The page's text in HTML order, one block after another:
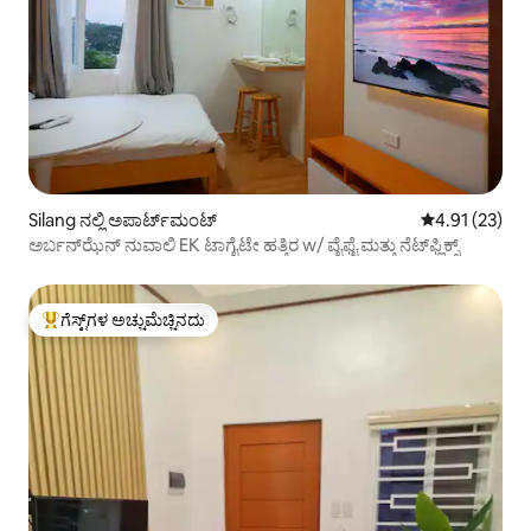
Silang ನಲ್ಲಿ ಅಪಾರ್ಟ್‌ಮಂಟ್ 5 ರಲ್ಲಿ 4.91
4.91 (23)
ಅರ್ಬನ್‌ಝೆನ್ ನುವಾಲಿ EK ಟಾಗೈಟೇ ಹತ್ತಿರ w/ ವೈಫೈ ಮತ್ತು ನೆಟ್‌ಫ್ಲಿಕ್ಸ್
ಗೆಸ್ಟ್‌ಗಳಿಗೆ ಅತಿ ಹೆಚ್ಚು ಅಚ್ಚುಮೆಚ್ಚಿನದು
ಗೆಸ್ಟ್‌ಗಳ ಅಚ್ಚುಮೆಚ್ಚಿನದು